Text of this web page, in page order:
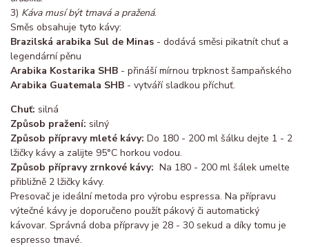
3) Káva musí být tmavá a pražená.
Směs obsahuje tyto kávy:
Brazilská arabika Sul de Minas - dodává směsi pikatnít chuť a
legendární pěnu
Arabika Kostarika SHB - přináší mírnou trpknost šampaňského
Arabika Guatemala SHB - vytváří sladkou příchuť.
Chuť: silná
Způsob pražení: silný
Způsob přípravy mleté kávy: Do 180 - 200 ml šálku dejte 1 - 2
lžičky kávy a zalijte 95°C horkou vodou.
Způsob přípravy zrnkové kávy: Na 180 - 200 ml šálek umelte
přibližně 2 lžičky kávy.
Presovač je ideální metoda pro výrobu espressa. Na přípravu
výtečné kávy je doporučeno použít pákový či automatický
kávovar. Správná doba přípravy je 28 - 30 sekud a díky tomu je
espresso tmavé.